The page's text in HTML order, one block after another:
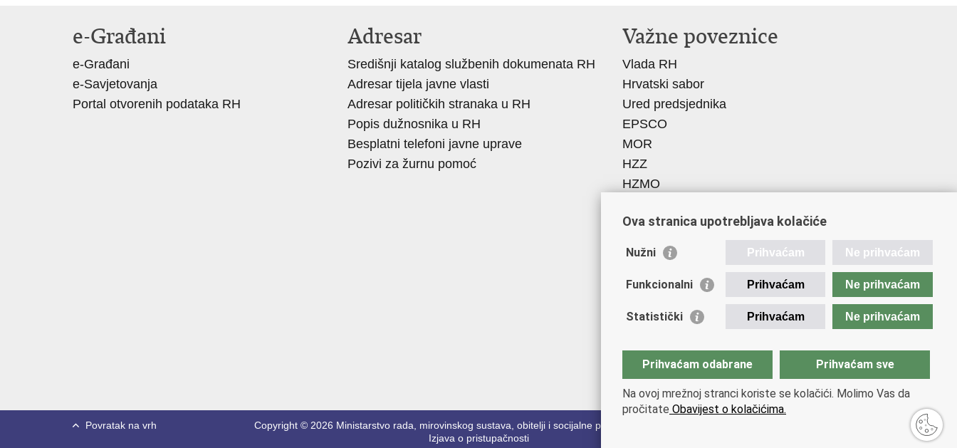
e-Građani
e-Građani
e-Savjetovanja
Portal otvorenih podataka RH
Adresar
Središnji katalog službenih dokumenata RH
Adresar tijela javne vlasti
Adresar političkih stranaka u RH
Popis dužnosnika u RH
Besplatni telefoni javne uprave
Pozivi za žurnu pomoć
Važne poveznice
Vlada RH
Hrvatski sabor
Ured predsjednika
EPSCO
MOR
HZZ
HZMO
Hrvatski zavod za socijalni rad
Akademija socijalne skrbi - ASOSK
Obiteljski centar
ZOSI
ESFplus
Socijalno partnerstvo
HR PRES 2020
Povratak na vrh Copyright © 2026 Ministarstvo rada, mirovinskog sustava, obitelji i socijalne politike
Izjava o pristupačnosti
Ova stranica upotrebljava kolačiće
Nužni Prihvaćam Ne prihvaćam
Funkcionalni Prihvaćam Ne prihvaćam
Statistički Prihvaćam Ne prihvaćam
Prihvaćam odabrane Prihvaćam sve
Na ovoj mrežnoj stranci koriste se kolačići. Molimo Vas da
pročitate Obavijest o kolačićima.